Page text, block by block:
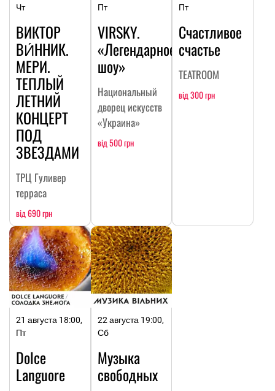
Чт
ВИКТОР
ВИ́ННИК.
МЕРИ.
ТЕПЛЫЙ
ЛЕТНИЙ
КОНЦЕРТ
ПОД
ЗВЕЗДАМИ
ТРЦ Гуливер
терраса
від 690 грн
Пт
VIRSKY.
«Легендарное
шоу»
Национальный
дворец искусств
«Украина»
від 500 грн
Пт
Счастливое
счастье
TEATROOM
від 300 грн
21 августа 18:00,
Пт
Dolce
Languore
22 августа 19:00,
Сб
Музыка
свободных